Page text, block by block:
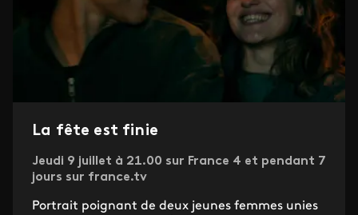
La fête est finie
Jeudi 9 juillet à 21.00 sur France 4 et pendant 7
jours sur france.tv
Portrait poignant de deux jeunes femmes unies